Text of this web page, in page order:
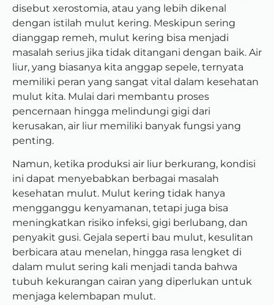
disebut xerostomia, atau yang lebih dikenal
dengan istilah mulut kering. Meskipun sering
dianggap remeh, mulut kering bisa menjadi
masalah serius jika tidak ditangani dengan baik. Air
liur, yang biasanya kita anggap sepele, ternyata
memiliki peran yang sangat vital dalam kesehatan
mulut kita. Mulai dari membantu proses
pencernaan hingga melindungi gigi dari
kerusakan, air liur memiliki banyak fungsi yang
penting.
Namun, ketika produksi air liur berkurang, kondisi
ini dapat menyebabkan berbagai masalah
kesehatan mulut. Mulut kering tidak hanya
mengganggu kenyamanan, tetapi juga bisa
meningkatkan risiko infeksi, gigi berlubang, dan
penyakit gusi. Gejala seperti bau mulut, kesulitan
berbicara atau menelan, hingga rasa lengket di
dalam mulut sering kali menjadi tanda bahwa
tubuh kekurangan cairan yang diperlukan untuk
menjaga kelembapan mulut.